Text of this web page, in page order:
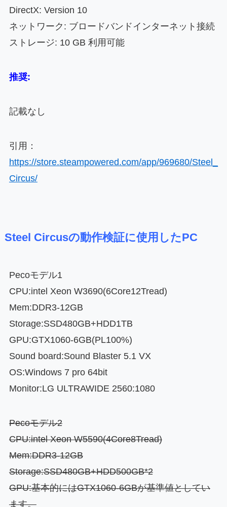
DirectX: Version 10
ネットワーク: ブロードバンドインターネット接続
ストレージ: 10 GB 利用可能
推奨:
記載なし
引用：
https://store.steampowered.com/app/969680/Steel_
Circus/
Steel Circusの動作検証に使用したPC
Pecoモデル1
CPU:intel Xeon W3690(6Core12Tread)
Mem:DDR3-12GB
Storage:SSD480GB+HDD1TB
GPU:GTX1060-6GB(PL100%)
Sound board:Sound Blaster 5.1 VX
OS:Windows 7 pro 64bit
Monitor:LG ULTRAWIDE 2560:1080
Pecoモデル2
CPU:intel Xeon W5590(4Core8Tread)
Mem:DDR3-12GB
Storage:SSD480GB+HDD500GB*2
GPU:基本的にはGTX1060-6GBが基準値としてい
ます。